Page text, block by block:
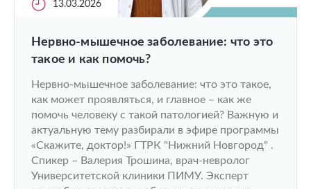
13.03.2026
Нервно-мышечное заболевание: что это
такое и как помочь?
Нервно-мышечное заболевание: что это такое,
как может проявляться, и главное – как же
помочь человеку с такой патологией? Важную и
актуальную тему разбирали в эфире программы
«Скажите, доктор!» ГТРК "Нижний Новгород" .
Спикер – Валерия Трошина, врач-невролог
Университетской клиники ПИМУ. Эксперт